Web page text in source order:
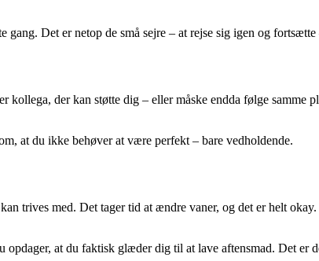
Det er netop de små sejre – at rejse sig igen og fortsætte
kollega, der kan støtte dig – eller måske endda følge
at du ikke behøver at være perfekt – bare vedholdende.
trives med. Det tager tid at ændre vaner, og det er helt
at du faktisk glæder dig til at lave aftensmad. Det er